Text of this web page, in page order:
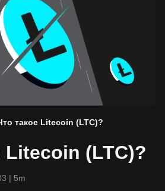
такое Litecoin (LTC)?
Litecoin (LTC)?
| 5m